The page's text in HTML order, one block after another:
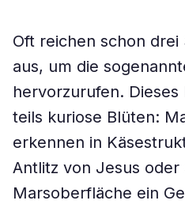
Oft reichen schon
aus, um die
hervorzurufen.
teils kuriose Blüten:
erkennen in
Antlitz von Jesus
Marsoberfläche ein